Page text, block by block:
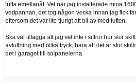
lufta emellanåt. Vet när jag installerade mina
vedpannan, det tog någon vecka innan jag fick
eftersom det var lite tjurigt att bli av med luften.
Ska väl tillägga att jag vet inte i siffror hur stor
avluftning med olika tryck, bara att det är stor
det i garaget till solpanelerna.